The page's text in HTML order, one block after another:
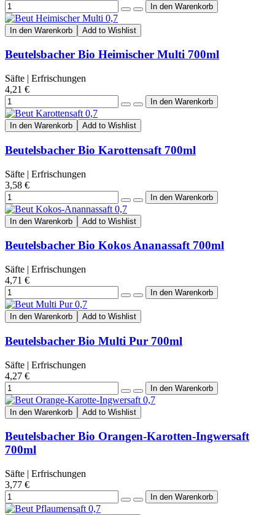
In den Warenkorb Add to Wishlist
Beutelsbacher Bio Heimischer Multi 700ml
Säfte | Erfrischungen
4,21 €
In den Warenkorb Add to Wishlist
Beutelsbacher Bio Karottensaft 700ml
Säfte | Erfrischungen
3,58 €
In den Warenkorb Add to Wishlist
Beutelsbacher Bio Kokos Ananassaft 700ml
Säfte | Erfrischungen
4,71 €
In den Warenkorb Add to Wishlist
Beutelsbacher Bio Multi Pur 700ml
Säfte | Erfrischungen
4,27 €
In den Warenkorb Add to Wishlist
Beutelsbacher Bio Orangen-Karotten-Ingwersaft
700ml
Säfte | Erfrischungen
3,77 €